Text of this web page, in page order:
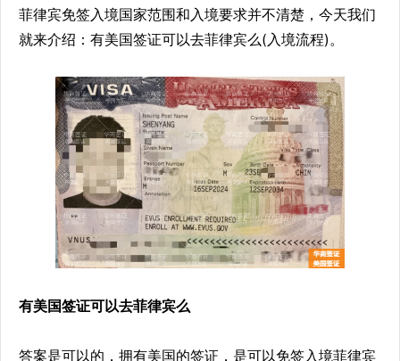
菲律宾免签入境国家范围和入境要求并不清楚，今天我们
就来介绍：有美国签证可以去菲律宾么(入境流程)。
有美国签证可以去菲律宾么
答案是可以的，拥有美国的签证，是可以免签入境菲律宾